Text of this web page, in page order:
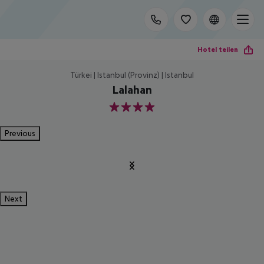
Hotel teilen
Türkei | Istanbul (Provinz) | Istanbul
Lalahan
4
Previous
Next